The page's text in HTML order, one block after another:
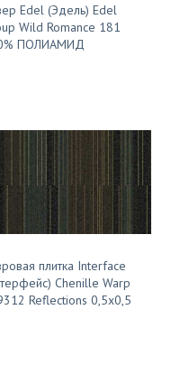
Edel (Эдель) Edel
Wild Romance 181
ПОЛИАМИД
плитка Interface
Chenille Warp
Reflections 0,5х0,5